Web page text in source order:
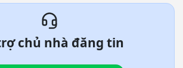
chủ nhà đăng tin